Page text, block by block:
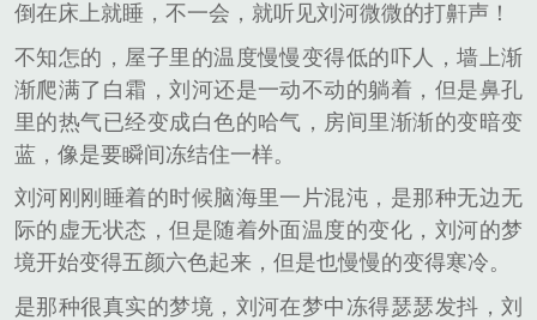
倒在床上就睡，不一会，就听见刘河微微的打鼾声！
不知怎的，屋子里的温度慢慢变得低的吓人，墙上渐
渐爬满了白霜，刘河还是一动不动的躺着，但是鼻孔
里的热气已经变成白色的哈气，房间里渐渐的变暗变
蓝，像是要瞬间冻结住一样。
刘河刚刚睡着的时候脑海里一片混沌，是那种无边无
际的虚无状态，但是随着外面温度的变化，刘河的梦
境开始变得五颜六色起来，但是也慢慢的变得寒冷。
是那种很真实的梦境，刘河在梦中冻得瑟瑟发抖，刘